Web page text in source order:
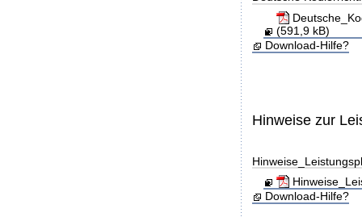
(591,9 kB)
Download-Hilfe?
Hinweise zur
Download-Hilfe?